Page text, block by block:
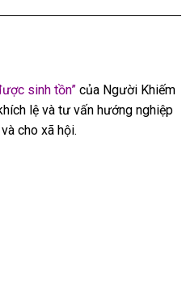
sinh tồn” của Người Khiếm
lệ và tư vấn hướng nghiệp
cho xã hội.